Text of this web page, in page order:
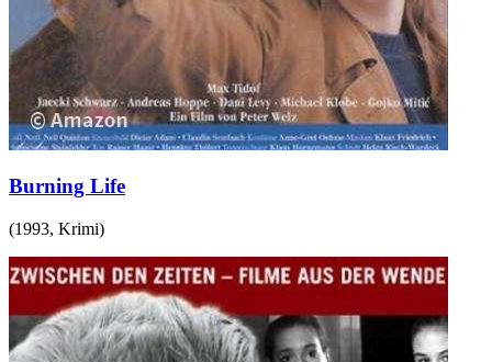
Burning Life
(1993, Krimi)